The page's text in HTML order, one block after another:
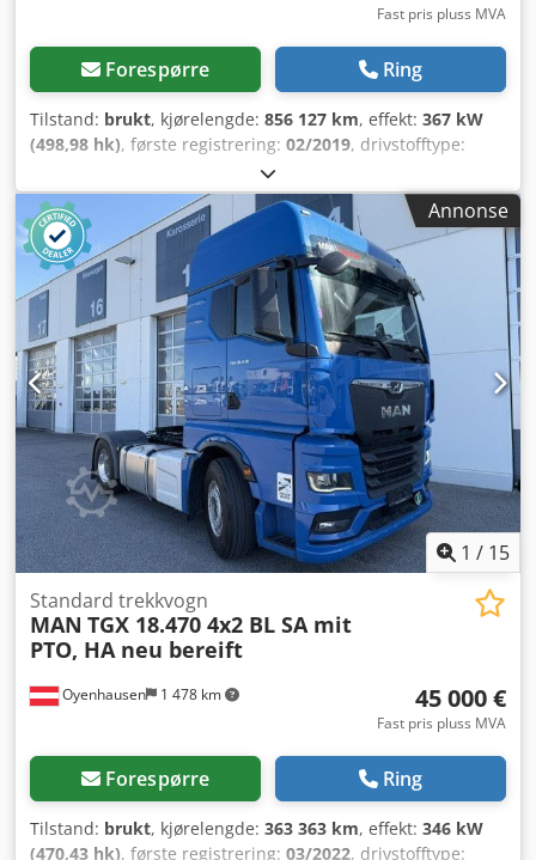
Fast pris pluss MVA
Forespørre Ring
Tilstand: brukt, kjørelengde: 856 127 km, effekt: 367 kW
(498,98 hk), første registrering: 02/2019, drivstofftype:
, akselkonfigurasjon:
bremser:retarder, farge:hvit, girtype:automatisk,
utslippsklasse:Euro 6 , Utstyr: ABS, aircondition Annonse
1 / 15
Oyenhausen 1 478 km
Standard trekkvogn
MAN TGX 18.470 4x2 BL SA mit
PTO, HA neu bereift
45 000 €
Fast pris pluss MVA
Forespørre Ring
Tilstand: brukt, kjørelengde: 363 363 km, effekt: 346 kW
(470,43 hk), første registrering: 03/2022, drivstofftype: